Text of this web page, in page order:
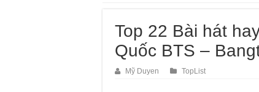
Top 22 Bài hát
Quốc BTS –
Mỹ Duyen TopList